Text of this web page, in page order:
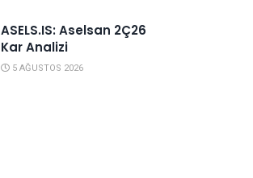
ASELS.IS: Aselsan 2Ç26
Kar Analizi
5 AĞUSTOS 2026